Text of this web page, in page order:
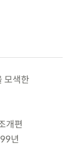
모색한
개편
년